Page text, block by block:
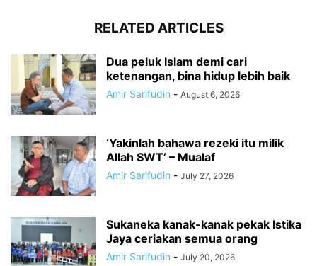
RELATED ARTICLES
Dua peluk Islam demi cari
ketenangan, bina hidup lebih baik
Amir Sarifudin - August 6, 2026
‘Yakinlah bahawa rezeki itu milik
Allah SWT’ – Mualaf
Amir Sarifudin - July 27, 2026
Sukaneka kanak-kanak pekak Istika
Jaya ceriakan semua orang
Amir Sarifudin - July 20, 2026